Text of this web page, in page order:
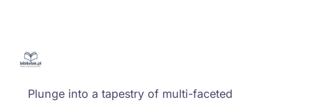
Plunge into a tapestry of multi-faceted